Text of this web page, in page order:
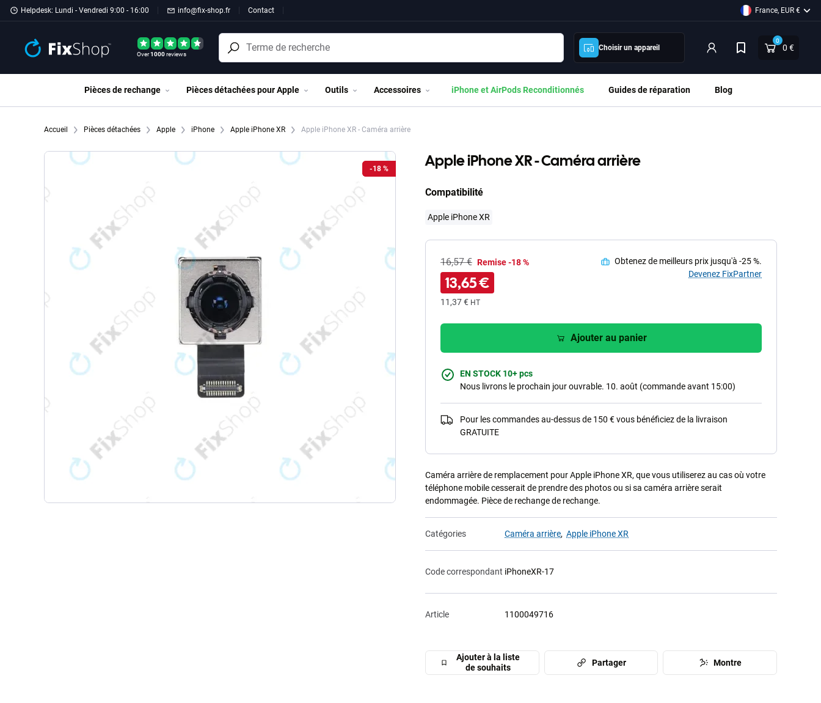
Passer au contenu principal
Helpdesk: Lundi - Vendredi 9:00 - 16:00 info@fix-shop.fr Contact France, EUR €
Over1000reviews
Choisir un appareil
0
0 €
Pièces de rechange Pièces détachées pour Apple Outils Accessoires iPhone et AirPods Reconditionnés Guides de réparation Blog
Accueil Pièces détachées Apple iPhone Apple iPhone XR Apple iPhone XR - Caméra arrière
-18 %
-18 % Apple iPhone XR - Caméra arrière
Compatibilité
Apple iPhone XR
16,57 € Remise -18 %
13,65 €
11,37 € HT
Obtenez de meilleurs prix jusqu'à -25 %.
Devenez FixPartner
Ajouter au panier
EN STOCK 10+ pcs
Nous livrons le prochain jour ouvrable. 10. août (commande avant 15:00)
Pour les commandes au-dessus de 150 € vous bénéficiez de la livraison
GRATUITE
Caméra arrière de remplacement pour Apple iPhone XR, que vous utiliserez au cas où votre
téléphone mobile cesserait de prendre des photos ou si sa caméra arrière serait
endommagée. Pièce de rechange de rechange.
Catégories Caméra arrière, Apple iPhone XR
Code correspondant iPhoneXR-17
Article 1100049716
Ajouter à la liste
de souhaits
Partager Montre